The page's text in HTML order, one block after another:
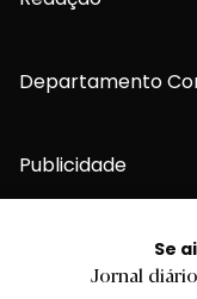
Se
Jornal
Departamento
Publicidade
Privacidade e Cookies